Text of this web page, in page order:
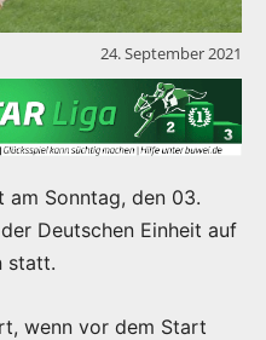
24. September 2021
Sonntag, den 03.
Deutschen Einheit auf
statt.
wenn vor dem Start